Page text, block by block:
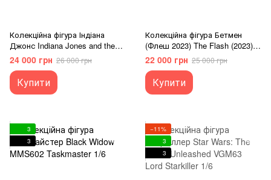
Колекційна фігура Індіана
Джонс Indiana Jones and the
Dial of Destiny MMS717 Indiana
Jones Deluxe 1/6
24 000 грн 26 000 грн
Купити
Колекційна фігура Бетмен
(Флеш 2023) The Flash (2023)
MMS712 Batman (Modern Suit)
1/6th
22 000 грн 25 000 грн
Купити
3
3
−11%
3
3